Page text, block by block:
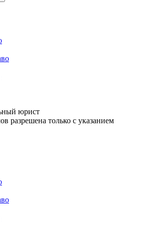
юрист
разрешена только с указанием